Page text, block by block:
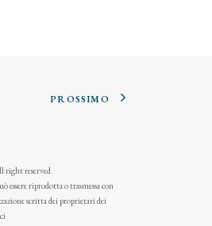
PROSSIMO
right reserved
essere riprodotta o trasmessa con
scritta dei proprietari dei